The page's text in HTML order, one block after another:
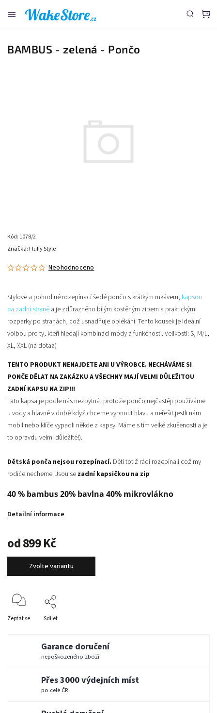
BAMBUS - zelená - Pončo
Kód: 1078/2
Neohodnoceno
Stylové a pohodlné rozepínací šedé pončo s krátkým rukávem, kapsou
na zadní straně a je zdůrazněno bílým kostěným zipem a praktickými
rozparky po stranách, což usnadňuje oblékání. Tento kousek je ideální
volbou pro ty, kteří hledají kombinaci módy a funkčnosti. Velikosti: S, M/L,
XL, XXL (na dotaz)
TENTO PRODUKT NENAJDETE ANI U VÝROBCE. NECHÁVÁME SI
PONČE DĚLAT NA ZAKÁZKU A VŠECHNY MAJÍ VELMI DŮLEŽITOU
ZADNÍ KAPSU NA ZIP!!!
Tato kapsa je podle nás nezbytná, protože pončo nejčastěji používáme
u vody a hlavně v době když chceme vypnout hlavu a neřešit jestli nám
mobil nebo klíče vypadli někde z kapsy. Máme s tím velké zkušenosti a je
to opravdu velmi důležité!).
Dětská ponča nejsou rozepínací. Děti totiž rádi rozepínali což my
rodiče necheme. Jsou se zadní kapsičkou na zip
40 % bambus 20% bavlna 40% mikrovlákno
Detailní informace
Značka: Fluffy Style
od899 Kč
Zvolte variantu
Zeptat se Sdílet
Garance doručení
nepoškozeného zboží
Přes 3000 výdejních míst
po celé ČR
www.wakestore.cz - Chat